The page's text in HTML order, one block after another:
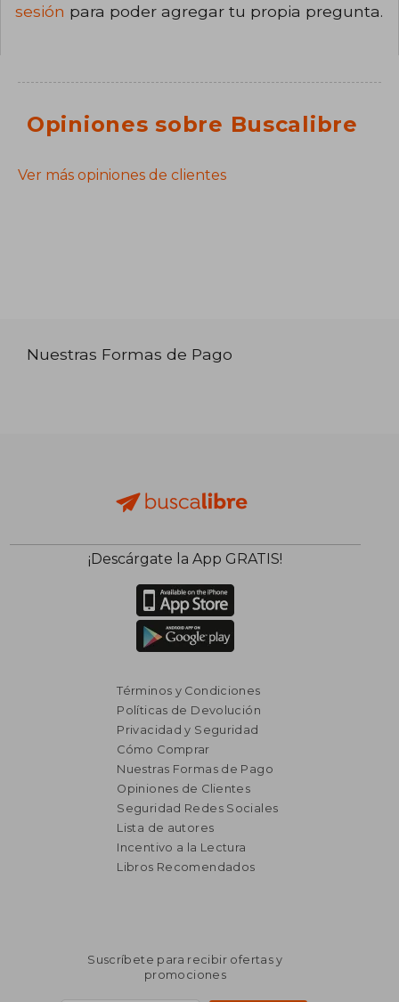
sesión para poder agregar tu propia pregunta.
Opiniones sobre Buscalibre
Ver más opiniones de clientes
Nuestras Formas de Pago
¡Descárgate la App GRATIS!
Términos y Condiciones
Políticas de Devolución
Privacidad y Seguridad
Cómo Comprar
Nuestras Formas de Pago
Opiniones de Clientes
Seguridad Redes Sociales
Lista de autores
Incentivo a la Lectura
Libros Recomendados
Suscríbete para recibir ofertas y
promociones